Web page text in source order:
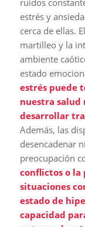
estrés y
cerca de ellas.
martilleo y la
ambiente
estado
estrés puede
nuestra salud
desarrollar
Además, las
desencadenar
preocupación
conflictos o la
situaciones
estado de
capacidad